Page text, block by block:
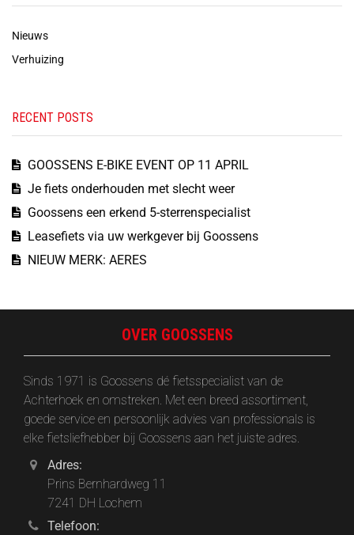
Nieuws
Verhuizing
RECENT POSTS
GOOSSENS E-BIKE EVENT OP 11 APRIL
Je fiets onderhouden met slecht weer
Goossens een erkend 5-sterrenspecialist
Leasefiets via uw werkgever bij Goossens
NIEUW MERK: AERES
OVER GOOSSENS
Sinds 1971 is Goossens dé fietsspecialist van de
Achterhoek en omstreken. Met een breed assortiment,
goede service en persoonlijk advies van professionals is
elke fietsliefhebber bij Goossens aan het juiste adres.
Adres:
Prins Bernhardweg 11
7241 DH Lochem
Telefoon: